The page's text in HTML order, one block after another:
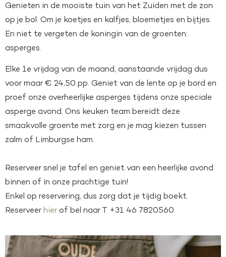
Genieten in de mooiste tuin van het Zuiden met de zon
op je bol. Om je koetjes en kalfjes, bloemetjes en bijtjes.
En niet te vergeten de koningin van de groenten:
asperges.
Elke 1e vrijdag van de maand, aanstaande vrijdag dus
voor maar € 24,50 pp. Geniet van de lente op je bord en
proef onze overheerlijke asperges tijdens onze speciale
asperge avond. Ons keuken team bereidt deze
smaakvolle groente met zorg en je mag kiezen tussen
zalm of Limburgse ham.
Reserveer snel je tafel en geniet van een heerlijke avond
binnen of in onze prachtige tuin!
Enkel op reservering, dus zorg dat je tijdig boekt.
Reserveer hier of bel naar T +31 46 7820560.